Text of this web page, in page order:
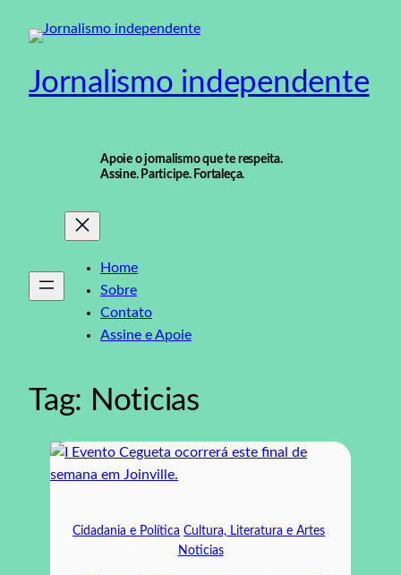
para
conteúdo
Jornalismo independente
Apoie o jornalismo que te respeita.
Assine. Participe. Fortaleça.
Home
Sobre
Contato
Assine e Apoie
Tag: Noticias
Cidadania e Política Cultura, Literatura e Artes
Noticias